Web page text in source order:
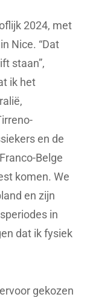
2024, met
Nice. “Dat
staan”,
ik het
en de
Belge
komen. We
en zijn
in
dat ik fysiek
gekozen